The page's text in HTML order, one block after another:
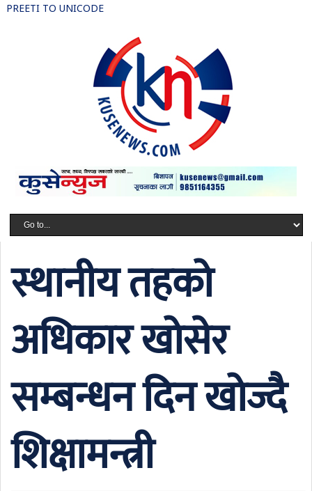
PREETI TO UNICODE
स्थानीय तहको
अधिकार खोसेर
सम्बन्धन दिन खोज्दै
शिक्षामन्त्री